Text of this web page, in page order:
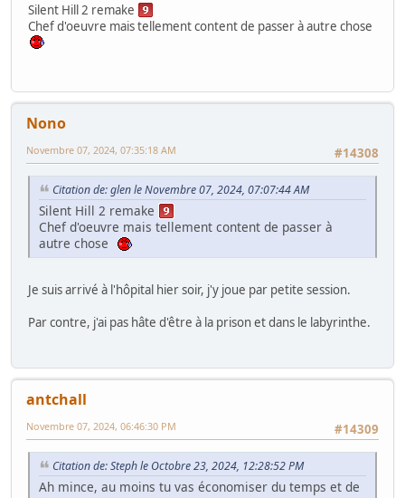
Silent Hill 2 remake
Chef d'oeuvre mais tellement content de passer à autre chose
Nono
#14308
Novembre 07, 2024, 07:35:18 AM
Citation de: glen le Novembre 07, 2024, 07:07:44 AM
Silent Hill 2 remake
Chef d'oeuvre mais tellement content de passer à
autre chose
Je suis arrivé à l'hôpital hier soir, j'y joue par petite session.
Par contre, j'ai pas hâte d'être à la prison et dans le labyrinthe.
antchall
#14309
Novembre 07, 2024, 06:46:30 PM
Citation de: Steph le Octobre 23, 2024, 12:28:52 PM
Ah mince, au moins tu vas économiser du temps et de